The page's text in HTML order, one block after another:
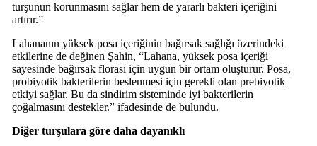
turşunun korunmasını sağlar hem de yararlı bakteri içeriğini
artırır.”
Lahananın yüksek posa içeriğinin bağırsak sağlığı üzerindeki
etkilerine de değinen Şahin, “Lahana, yüksek posa içeriği
sayesinde bağırsak florası için uygun bir ortam oluşturur. Posa,
probiyotik bakterilerin beslenmesi için gerekli olan prebiyotik
etkiyi sağlar. Bu da sindirim sisteminde iyi bakterilerin
çoğalmasını destekler.” ifadesinde de bulundu.
Diğer turşulara göre daha dayanıklı